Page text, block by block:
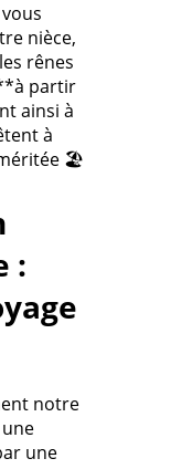
nièce,
rênes
partir
ainsi à
à
🏖️
:
notre
une